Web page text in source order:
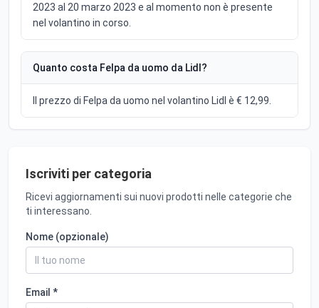
2023 al 20 marzo 2023 e al momento non è presente
nel volantino in corso.
Quanto costa Felpa da uomo da Lidl?
Il prezzo di Felpa da uomo nel volantino Lidl è € 12,99.
Iscriviti per categoria
Ricevi aggiornamenti sui nuovi prodotti nelle categorie che
ti interessano.
Nome (opzionale)
Email *